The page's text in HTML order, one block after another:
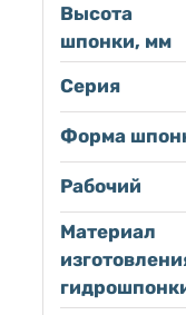
Высота
шпонки, мм
Серия
Форма
Рабочий
Материал